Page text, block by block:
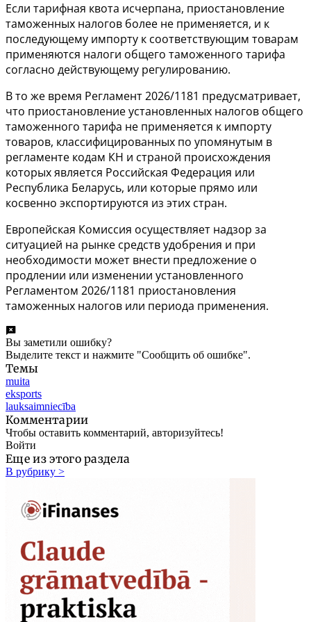
Если тарифная квота исчерпана, приостановление
таможенных налогов более не применяется, и к
последующему импорту к соответствующим товарам
применяются налоги общего таможенного тарифа
согласно действующему регулированию.
В то же время Регламент 2026/1181 предусматривает,
что приостановление установленных налогов общего
таможенного тарифа не применяется к импорту
товаров, классифицированных по упомянутым в
регламенте кодам КН и страной происхождения
которых является Российская Федерация или
Республика Беларусь, или которые прямо или
косвенно экспортируются из этих стран.
Европейская Комиссия осуществляет надзор за
ситуацией на рынке средств удобрения и при
необходимости может внести предложение о
продлении или изменении установленного
Регламентом 2026/1181 приостановления
таможенных налогов или периода применения.
Вы заметили ошибку?
Выделите текст и нажмите "Сообщить об ошибке".
Темы
muita
eksports
lauksaimniecība
Комментарии
Чтобы оставить комментарий, авторизуйтесь!
Войти
Еще из этого раздела
В рубрику >